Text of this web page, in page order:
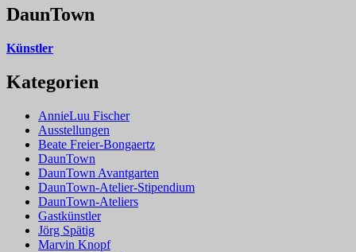
DaunTown
Künstler
Kategorien
AnnieLuu Fischer
Ausstellungen
Beate Freier-Bongaertz
DaunTown
DaunTown Avantgarten
DaunTown-Atelier-Stipendium
DaunTown-Ateliers
Gastkünstler
Jörg Spätig
Marvin Knopf